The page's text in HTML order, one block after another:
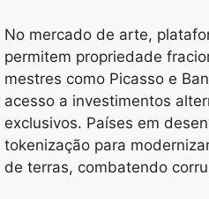
No mercado de arte,
permitem propriedade
mestres como Picasso e
acesso a investimentos
exclusivos. Países em
tokenização para
de terras, combatendo